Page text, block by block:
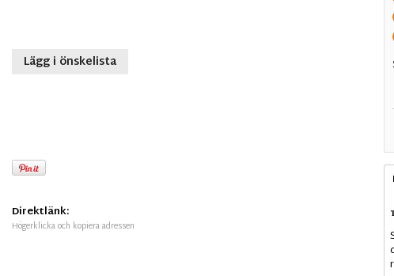
Lägg i önskelista
Direktlänk:
Högerklicka och kopiera adressen